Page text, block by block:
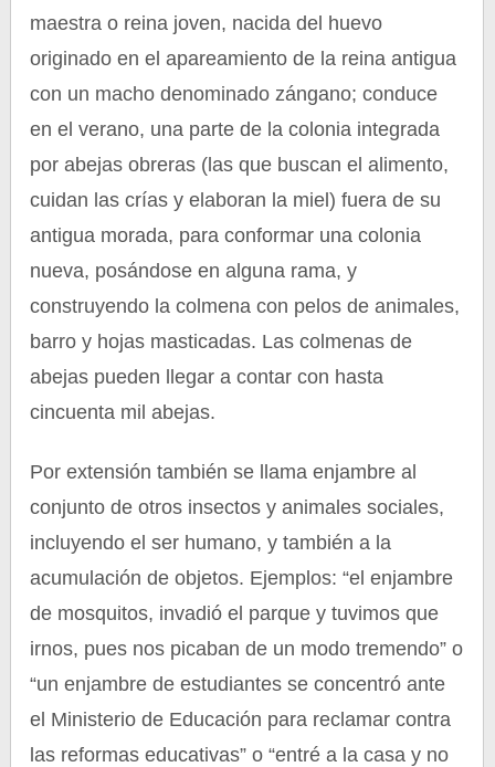
maestra o reina joven, nacida del huevo
originado en el apareamiento de la reina antigua
con un macho denominado zángano; conduce
en el verano, una parte de la colonia integrada
por abejas obreras (las que buscan el alimento,
cuidan las crías y elaboran la miel) fuera de su
antigua morada, para conformar una colonia
nueva, posándose en alguna rama, y
construyendo la colmena con pelos de animales,
barro y hojas masticadas. Las colmenas de
abejas pueden llegar a contar con hasta
cincuenta mil abejas.
Por extensión también se llama enjambre al
conjunto de otros insectos y animales sociales,
incluyendo el ser humano, y también a la
acumulación de objetos. Ejemplos: “el enjambre
de mosquitos, invadió el parque y tuvimos que
irnos, pues nos picaban de un modo tremendo” o
“un enjambre de estudiantes se concentró ante
el Ministerio de Educación para reclamar contra
las reformas educativas” o “entré a la casa y no